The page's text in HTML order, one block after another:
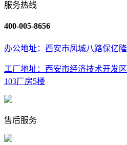
服务热线
400-005-8656
办公地址：西安市凤城八路保亿
工厂地址：西安市经济技术开发
103厂房5楼
售后服务